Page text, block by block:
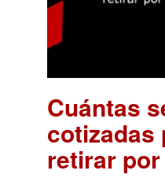
Cuántas
cotizadas
retirar